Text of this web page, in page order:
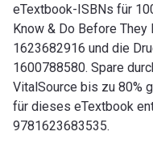
eTextbook-ISBNs für
Know & Do Before
1623682916 und die
1600788580. Spare
VitalSource bis zu 80%
für dieses eTextbook
9781623683535.